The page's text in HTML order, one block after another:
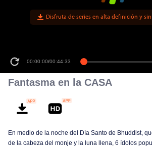
Disfruta de series en alta definición y
00:00:00/00:44:33
Fantasma en la CASA
En medio de la noche del Día Santo de Bhuddist,
de la cabeza del monje y la luna llena, 6 ídolos